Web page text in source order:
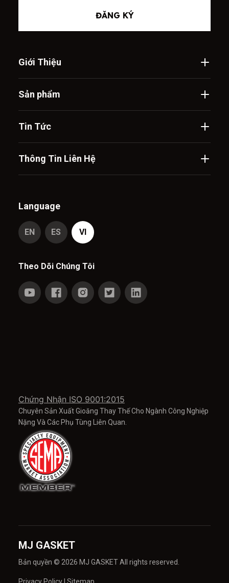
ĐĂNG KÝ
Giới Thiệu
Sản phẩm
Tin Tức
Thông Tin Liên Hệ
Chứng Nhận ISO 9001:2015
Chuyên Sản Xuất Gioăng Thay Thế Cho Ngành Công Nghiệp
Nặng Và Các Phụ Tùng Liên Quan.
Language
EN ES VI
Theo Dõi Chúng Tôi
MJ GASKET
Bản quyền © 2026 MJ GASKET All rights reserved.